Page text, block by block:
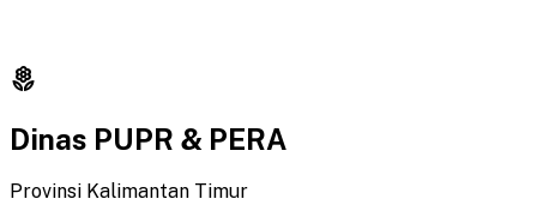
local_florist
Dinas PUPR & PERA
Provinsi Kalimantan Timur